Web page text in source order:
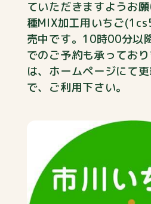
ていただきますようお
種MIX加工用いちご
売中です。10時00分以
でのご予約も承ってお
は、ホームページにて
で、ご利用下さい。